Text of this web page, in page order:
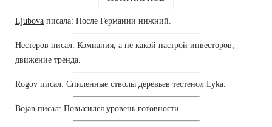
Ljubova писала: После Германии нижний.
Нестеров писал: Компания, а не какой настрой инвесторов,
движение тренда.
Rogov писал: Спиленные стволы деревьев тестенол Lyka.
Bojan писал: Повысился уровень готовности.